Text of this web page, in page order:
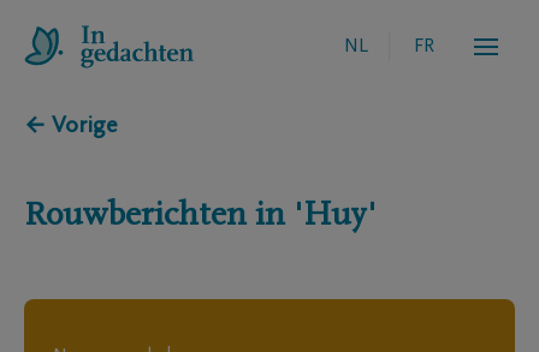
NL FR
← Vorige
Rouwberichten in 'Huy'